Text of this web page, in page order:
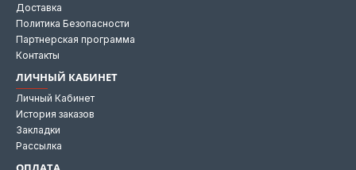
Доставка
Политика Безопасности
Партнерская программа
Контакты
ЛИЧНЫЙ КАБИНЕТ
Личный Кабинет
История заказов
Закладки
Рассылка